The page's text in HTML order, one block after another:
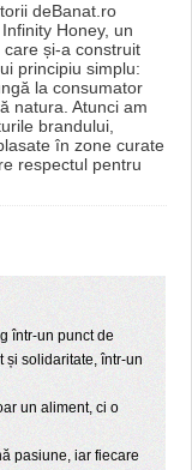
deBanat.ro
Honey, un
și-a construit
principiu simplu:
la consumator
natura. Atunci am
brandului,
în zone curate
respectul pentru
într-un punct de
și solidaritate, într-un
un aliment, ci o
pasiune, iar fiecare